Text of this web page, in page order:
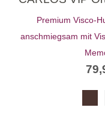
Premium Visco-
anschmiegsam mit